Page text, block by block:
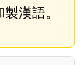
漢語。